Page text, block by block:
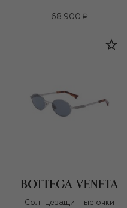
68 900 ₽
Солнцезащитные очки